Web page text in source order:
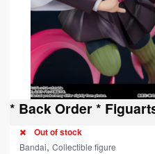
* Back Order *
Out of stock
Bandai, Collectible figure